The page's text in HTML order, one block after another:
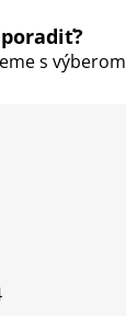
v
ýs výberom